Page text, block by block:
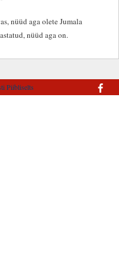
nüüd aga olete Jumala
nüüd aga on.
Piibliselts